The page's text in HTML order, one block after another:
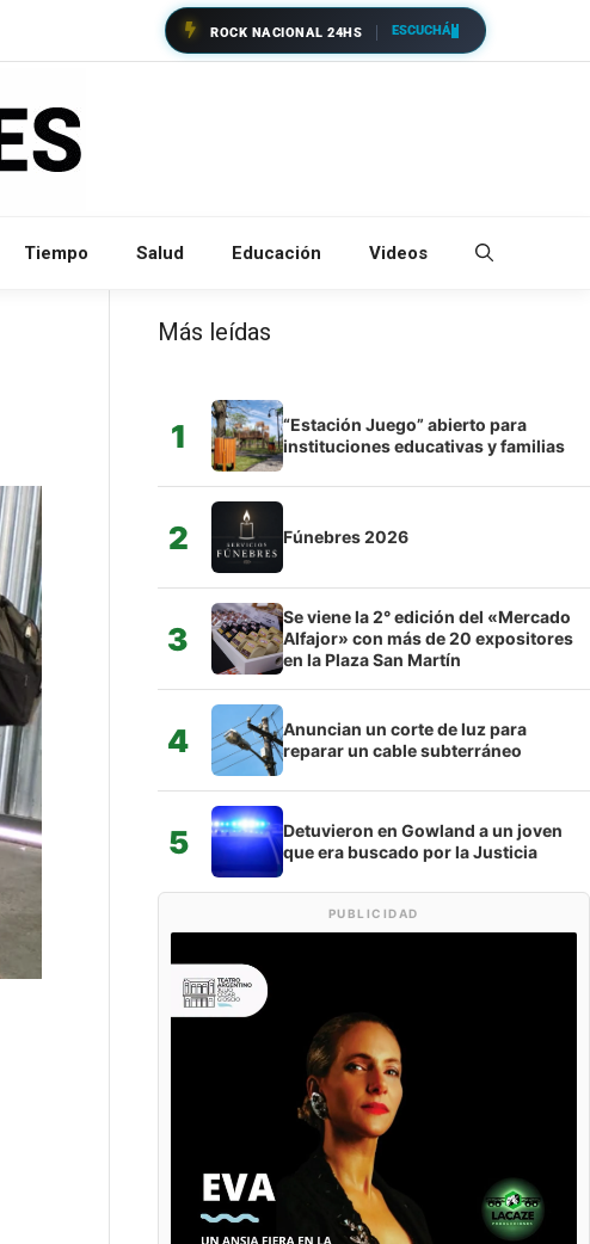
ROCK NACIONAL 24HS ESCUCHÁ
Tiempo Salud Educación Videos
Más leídas
1
“Estación Juego” abierto para
instituciones educativas y familias
2 Fúnebres 2026
3
Se viene la 2° edición del «Mercado
Alfajor» con más de 20 expositores
en la Plaza San Martín
4
Anuncian un corte de luz para
reparar un cable subterráneo
5
Detuvieron en Gowland a un joven
que era buscado por la Justicia
PUBLICIDAD